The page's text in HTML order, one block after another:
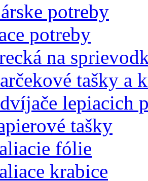
potreby
potreby
na
tašky a
lepiacich
tašky
fólie
krabice